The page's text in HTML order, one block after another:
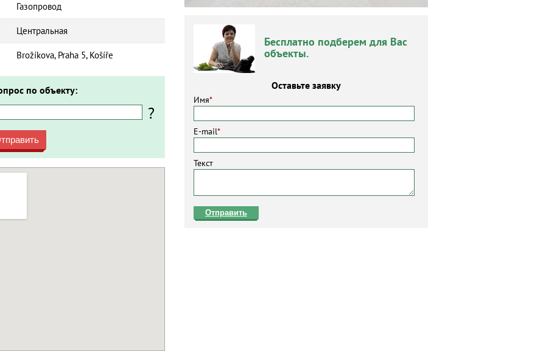
Бесплатно подберем для Вас
объекты.
Оставьте заявку
Имя*
E-mail*
Текст
Отправить
Газопровод
Центральная
Brožíkova, Praha 5, Košíře
по объекту:
?